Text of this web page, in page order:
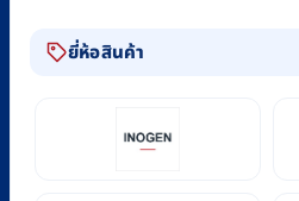
ยี่ห้อสินค้า